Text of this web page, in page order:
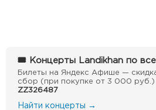
🎟 Концерты Landikhan по
Билеты на Яндекс Афише —
сбор (при покупке от 3 000
ZZ326487
Найти концерты →